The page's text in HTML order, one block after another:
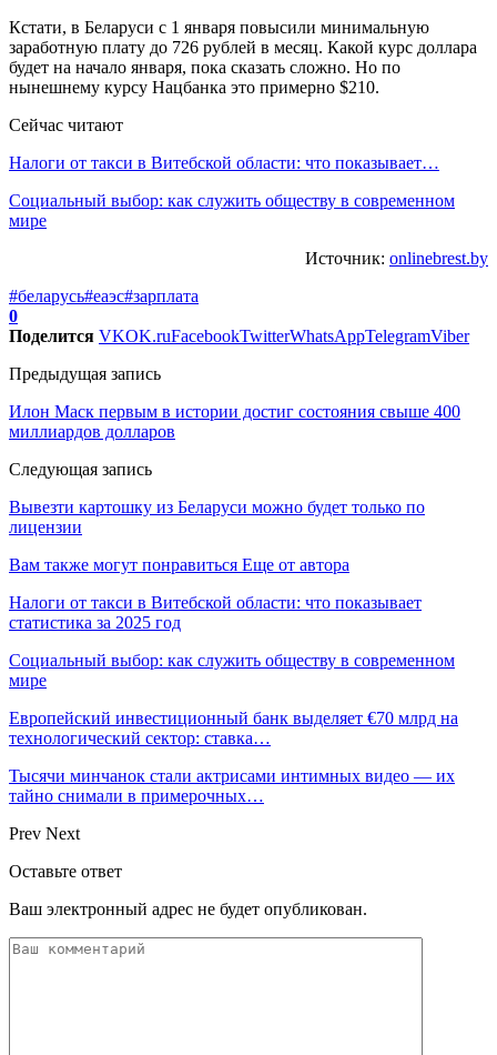
Кстати, в Беларуси с 1 января повысили минимальную
заработную плату до 726 рублей в месяц. Какой курс доллара
будет на начало января, пока сказать сложно. Но по
нынешнему курсу Нацбанка это примерно $210.
Сейчас читают
Налоги от такси в Витебской области: что показывает…
Социальный выбор: как служить обществу в современном
мире
Источник: onlinebrest.by
#беларусь#еаэс#зарплата
0
Поделится VKOK.ruFacebookTwitterWhatsAppTelegramViber
Предыдущая запись
Илон Маск первым в истории достиг состояния свыше 400
миллиардов долларов
Следующая запись
Вывезти картошку из Беларуси можно будет только по
лицензии
Вам также могут понравиться Еще от автора
Налоги от такси в Витебской области: что показывает
статистика за 2025 год
Социальный выбор: как служить обществу в современном
мире
Европейский инвестиционный банк выделяет €70 млрд на
технологический сектор: ставка…
Тысячи минчанок стали актрисами интимных видео — их
тайно снимали в примерочных…
Prev Next
Оставьте ответ
Ваш электронный адрес не будет опубликован.